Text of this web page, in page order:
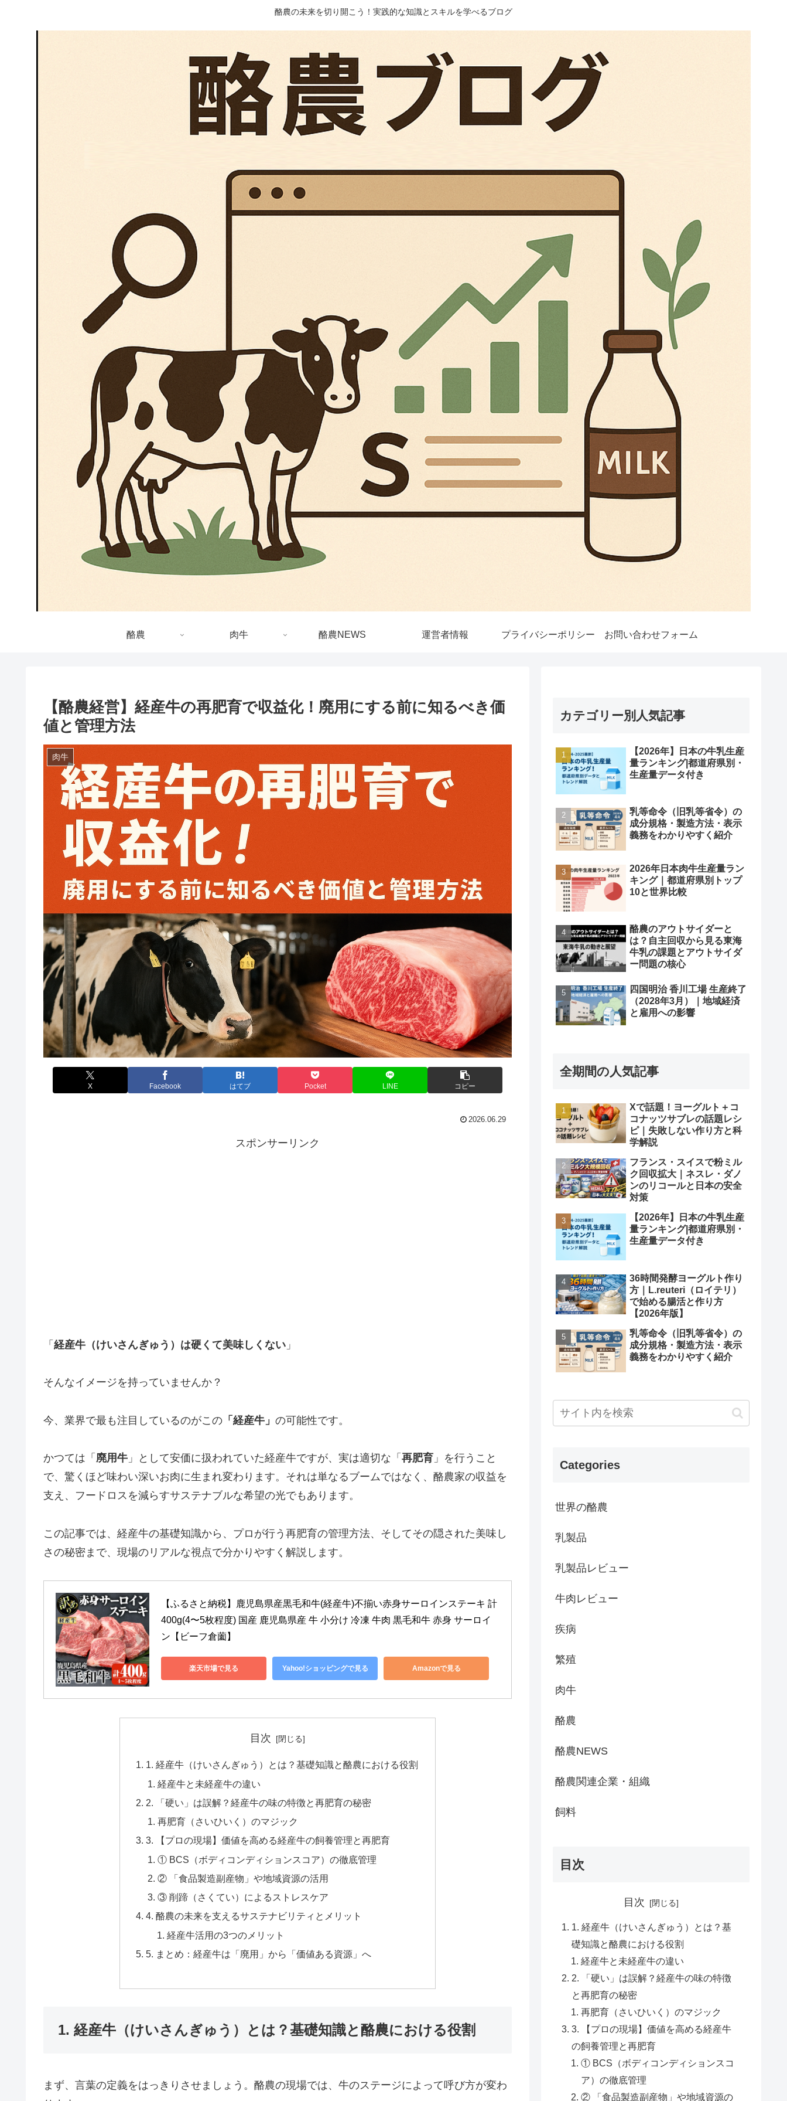
酪農の未来を切り開こう！実践的な知識とスキルを学べるブログ
酪農 肉牛 酪農NEWS 運営者情報 プライバシーポリシー お問い合わせフォーム
【酪農経営】経産牛の再肥育で収益化！廃用にする前に知るべき価
値と管理方法
肉牛
X Facebook はてブ Pocket LINE コピー
2026.06.29
スポンサーリンク
「 経産牛（けいさんぎゅう）は硬くて美味しくない 」
そんなイメージを持っていませんか？
今、業界で最も注目しているのがこの 「経産牛」 の可能性です。
かつては「 廃用牛 」として安価に扱われていた経産牛ですが、実は適切な「 再肥育 」を行うこと
で、驚くほど味わい深いお肉に生まれ変わります。それは単なるブームではなく、酪農家の収益を
支え、フードロスを減らすサステナブルな希望の光でもあります。
この記事では、経産牛の基礎知識から、プロが行う再肥育の管理方法、そしてその隠された美味し
さの秘密まで、現場のリアルな視点で分かりやすく解説します。
【ふるさと納税】鹿児島県産黒毛和牛(経産牛)不揃い赤身サーロインステーキ 計
400g(4〜5枚程度) 国産 鹿児島県産 牛 小分け 冷凍 牛肉 黒毛和牛 赤身 サーロイ
ン【ビーフ倉薗】
楽天市場で見る Yahoo!ショッピングで見る Amazonで見る
目次
1. 経産牛（けいさんぎゅう）とは？基礎知識と酪農における役割
経産牛と未経産牛の違い
2. 「硬い」は誤解？経産牛の味の特徴と再肥育の秘密
再肥育（さいひいく）のマジック
3. 【プロの現場】価値を高める経産牛の飼養管理と再肥育
① BCS（ボディコンディションスコア）の徹底管理
② 「食品製造副産物」や地域資源の活用
③ 削蹄（さくてい）によるストレスケア
4. 酪農の未来を支えるサステナビリティとメリット
経産牛活用の3つのメリット
5. まとめ：経産牛は「廃用」から「価値ある資源」へ
1. 経産牛（けいさんぎゅう）とは？基礎知識と酪農における役割
まず、言葉の定義をはっきりさせましょう。酪農の現場では、牛のステージによって呼び方が変わ
カテゴリー別人気記事
【2026年】日本の牛乳生産
量ランキング|都道府県別・
生産量データ付き
乳等命令（旧乳等省令）の
成分規格・製造方法・表示
義務をわかりやすく紹介
2026年日本肉牛生産量ラン
キング｜都道府県別トップ
10と世界比較
酪農のアウトサイダーと
は？自主回収から見る東海
牛乳の課題とアウトサイダ
ー問題の核心
四国明治 香川工場 生産終了
（2028年3月）｜地域経済
と雇用への影響
全期間の人気記事
Xで話題！ヨーグルト＋コ
コナッツサブレの話題レシ
ピ｜失敗しない作り方と科
学解説
フランス・スイスで粉ミル
ク回収拡大｜ネスレ・ダノ
ンのリコールと日本の安全
対策
【2026年】日本の牛乳生産
量ランキング|都道府県別・
生産量データ付き
36時間発酵ヨーグルト作り
方｜L.reuteri（ロイテリ）
で始める腸活と作り方
【2026年版】
乳等命令（旧乳等省令）の
成分規格・製造方法・表示
義務をわかりやすく紹介
Categories
世界の酪農
乳製品
乳製品レビュー
牛肉レビュー
疾病
繁殖
肉牛
酪農
酪農NEWS
酪農関連企業・組織
飼料
目次
目次
1. 経産牛（けいさんぎゅう）とは？基
礎知識と酪農における役割
経産牛と未経産牛の違い
2. 「硬い」は誤解？経産牛の味の特徴
と再肥育の秘密
再肥育（さいひいく）のマジック
3. 【プロの現場】価値を高める経産牛
の飼養管理と再肥育
① BCS（ボディコンディションスコ
ア）の徹底管理
② 「食品製造副産物」や地域資源の